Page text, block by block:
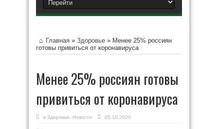
Главная » Здоровье » Менее 25% россиян
готовы привиться от коронавируса
Менее 25% россиян готовы
привиться от коронавируса
в Здоровье Новости 05.10.2020